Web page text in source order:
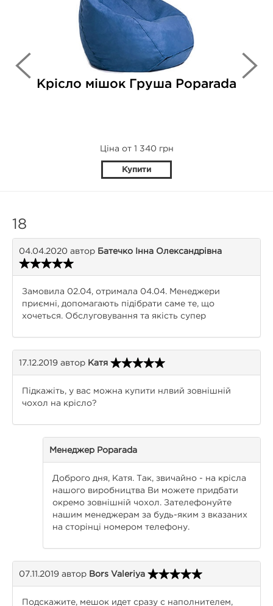
Крісло мішок Груша Poparada
Ціна от 1 340 грн
Купити
18
04.04.2020 автор Батечко Інна Олександрівна
Замовила 02.04, отримала 04.04. Менеджери
приємні, допомагають підібрати саме те, що
хочеться. Обслуговування та якість супер
17.12.2019 автор Катя
Підкажіть, у вас можна купити нлвий зовнішній
чохол на крісло?
Менеджер Poparada
Доброго дня, Катя. Так, звичайно - на крісла
нашого виробництва Ви можете придбати
окремо зовнішній чохол. Зателефонуйте
нашим менеджерам за будь-яким з вказаних
на сторінці номером телефону.
07.11.2019 автор Bors Valeriya
Подскажите, мешок идет сразу с наполнителем,